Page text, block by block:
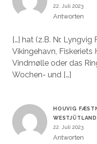
22. Juli 2023
Antworten
[…] hat (z.B. Nr. Lyngvig
Vikingehavn, Fiskeriets
Vindmølle oder das
Wochen- und […]
HOUVIG
22. Juli 2023
Antworten